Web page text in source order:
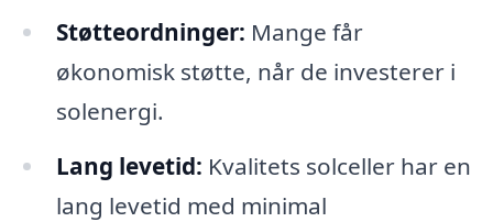
Støtteordninger: Mange får
økonomisk støtte, når de investerer i
solenergi.
Lang levetid: Kvalitets solceller har en
lang levetid med minimal